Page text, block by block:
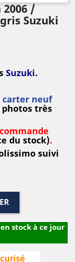
2006 /
Suzuki
Suzuki.
carter neuf
très
du stock).
suivi
stock à ce jour